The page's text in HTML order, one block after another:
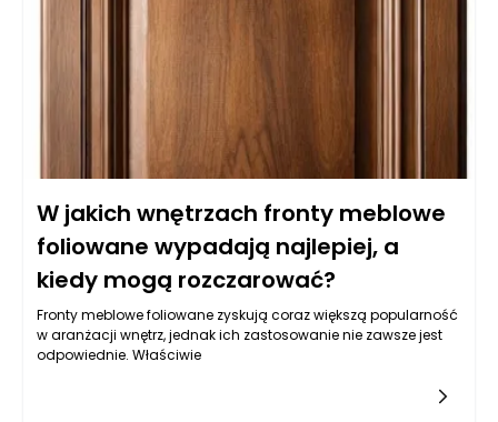
W jakich wnętrzach fronty meblowe
foliowane wypadają najlepiej, a
kiedy mogą rozczarować?
Fronty meblowe foliowane zyskują coraz większą popularność
w aranżacji wnętrz, jednak ich zastosowanie nie zawsze jest
odpowiednie. Właściwie